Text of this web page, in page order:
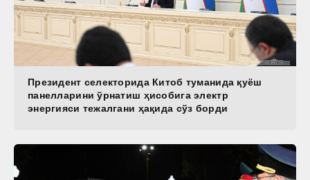
Президент селекторида Китоб туманида қуёш
панелларини ўрнатиш ҳисобига электр
энергияси тежалгани ҳақида сўз борди